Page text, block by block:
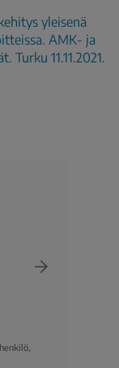
yleisenä
AMK- ja
11.11.2021.